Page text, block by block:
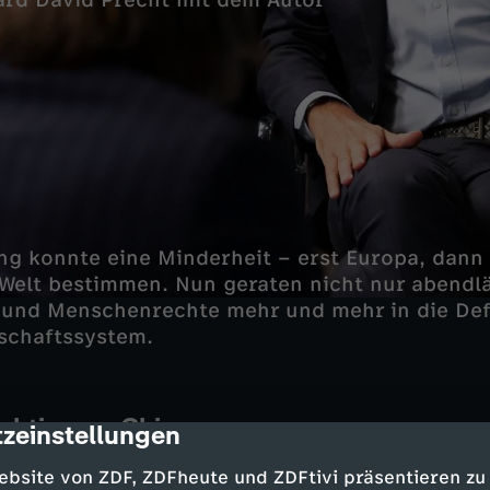
von ZDF, ZDFheute und ZDFtivi präsentieren
konnte eine Minderheit – erst Europa, dann
bestimmen. Nun geraten nicht nur
Menschenrechte mehr und mehr in die
China
in der gegenwärtigen politischen Weltlage